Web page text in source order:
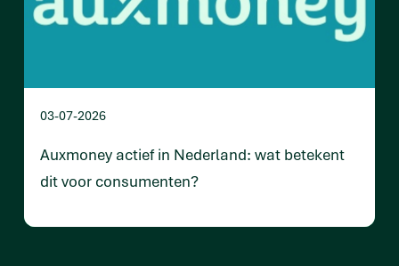
03-07-2026
Auxmoney actief in Nederland: wat betekent
dit voor consumenten?